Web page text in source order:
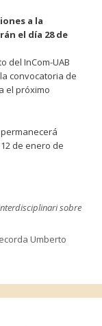
a la
el día 28 de
del InCom-UAB
convocatoria de
el próximo
de enero de
sobre
Umberto